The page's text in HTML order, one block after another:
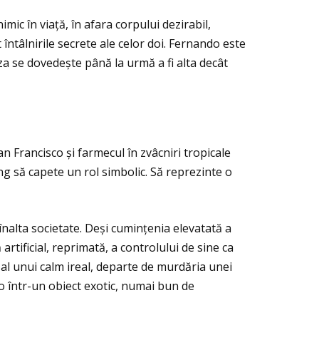
în viaţă, în afara corpului dezirabil,
secrete ale celor doi. Fernando este
se dovedește până la urmă a fi alta decât
Francisco și farmecul în zvâcniri tropicale
să capete un rol simbolic. Să reprezinte o
societate. Deși cuminţenia elevatată a
reprimată, a controlului de sine ca
unui calm ireal, departe de murdăria unei
într-un obiect exotic, numai bun de